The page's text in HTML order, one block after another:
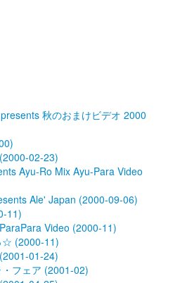
秋のおまけビデオ 2000
02-23)
Ayu-Ro Mix Ayu-Para Video
Ale' Japan (2000-09-06)
11)
Video (2000-11)
☆ (2000-11)
01-24)
フェア (2001-02)